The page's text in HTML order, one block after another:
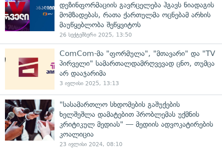
დეზინფორმაციის გავრცელება ჰგავს ნიადაგის
მომზადებას, რათა ქართულმა ოცნებამ არხის
მაუწყებლობა შეწყვიტოს
26 სექტემბერი 2025, 13:50
ComCom-მა "ფორმულა", "მთავარი" და "TV
პირველი" სამართალდამრღვევად ცნო, თუმცა
არ დააჯარიმა
3 ივლისი 2025, 13:13
"სასამართლო სხდომების გაშუქების
ხელშეშლა დამატებით პრობლემას უქმნის
კრიტიკულ მედიას" — მედიის ადვოკატირების
კოალიცია
23 ივლისი 2024, 08:10